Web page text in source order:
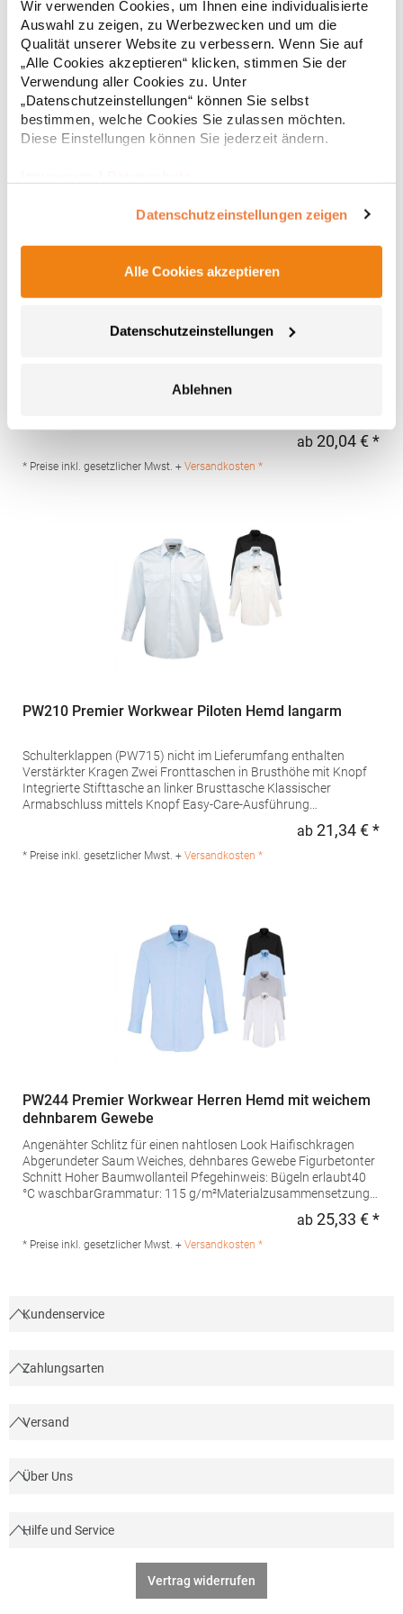
Wir verwenden Cookies, um Ihnen eine individualisierte
Auswahl zu zeigen, zu Werbezwecken und um die
Qualität unserer Website zu verbessern. Wenn Sie auf
„Alle Cookies akzeptieren“ klicken, stimmen Sie der
Verwendung aller Cookies zu. Unter
„Datenschutzeinstellungen“ können Sie selbst
bestimmen, welche Cookies Sie zulassen möchten.
Diese Einstellungen können Sie jederzeit ändern.
Datenschutzeinstellungen zeigen
Alle Cookies akzeptieren
Datenschutzeinstellungen
Ablehnen
(White: 115 g/m²) Materialzusammensetzung: 65% Polyester /
35% BaumwolleAngaben zur Produktsicherheit: Herst.-Nr.:
PR300Hersteller: Premier Clothing Ltd President Kennedylaan
19 Office 3.39 2517JK Gravenhage Niederlande E-Mail:
info@premierworkwear.com
ab 17,69 € *
* Preise inkl. gesetzlicher Mwst. + Versandkosten *
PW212 Premier Workwear Piloten Hemd kurzarm
Integrierte Stifttasche an linker Brusttasche Easy-Care-
65% Polyester / 35% BaumwolleAngaben zur
Produktsicherheit: Herst.-Nr.: PR212Hersteller: Premier Clothing
Ltd President Kennedylaan 19 Office 3.39 2517JK Gravenhage
ab 20,04 € *
* Preise inkl. gesetzlicher Mwst. + Versandkosten *
PW210 Premier Workwear Piloten Hemd langarm
Schulterklappen (PW715) nicht im Lieferumfang enthalten
Verstärkter Kragen Zwei Fronttaschen in Brusthöhe mit Knopf
Integrierte Stifttasche an linker Brusttasche Klassischer
Armabschluss mittels Knopf Easy-Care-Ausführung
Produktsicherheit: Herst.-Nr.: PR210Hersteller: Premier Clothing
ab 21,34 € *
* Preise inkl. gesetzlicher Mwst. + Versandkosten *
PW244 Premier Workwear Herren Hemd mit weichem
dehnbarem Gewebe
Angenähter Schlitz für einen nahtlosen Look Haifischkragen
Abgerundeter Saum Weiches, dehnbares Gewebe Figurbetonter
Schnitt Hoher Baumwollanteil Pfegehinweis: Bügeln erlaubt40
°C waschbarGrammatur: 115 g/m²Materialzusammensetzung:
Produktsicherheit: Herst.-Nr.: PR244 Hersteller: Premier Clothing
Ltd President Kennedylaan 19 Office 3.39 2517JK Gravenhage
ab 25,33 € *
* Preise inkl. gesetzlicher Mwst. + Versandkosten *
Kundenservice
Zahlungsarten
Versand
Über Uns
Hilfe und Service
Vertrag widerrufen